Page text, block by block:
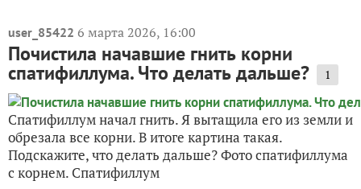
user_85422 6 марта 2026, 16:00
Почистила начавшие гнить корни
спатифиллума. Что делать дальше? 1
Спатифиллум начал гнить. Я вытащила его из земли и
обрезала все корни. В итоге картина такая.
Подскажите, что делать дальше? Фото спатифиллума
с корнем. Спатифиллум